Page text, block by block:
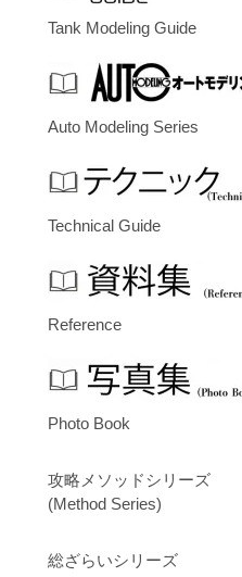
Tank Modeling Guide
Auto Modeling Series
Technical Guide
Reference
Photo Book
攻略メソッドシリーズ
(Method Series)
総ざらいシリーズ